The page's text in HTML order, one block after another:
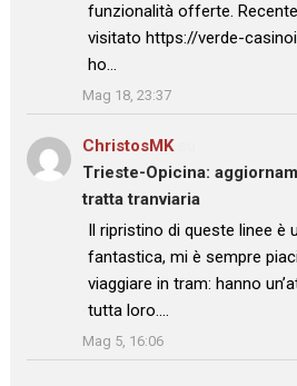
funzionalità offerte.
visitato https://verde-
ho…
”
Mag 18, 23:37
ChristosMKsu
Trieste-Opicina:
tratta tranviaria
: “
Il ripristino di queste linee è
fantastica, mi è sempre
viaggiare in tram: hanno
tutta loro.…
”
Mag 5, 16:06